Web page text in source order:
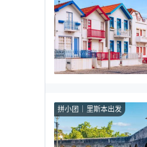
拼小团 里斯本出发